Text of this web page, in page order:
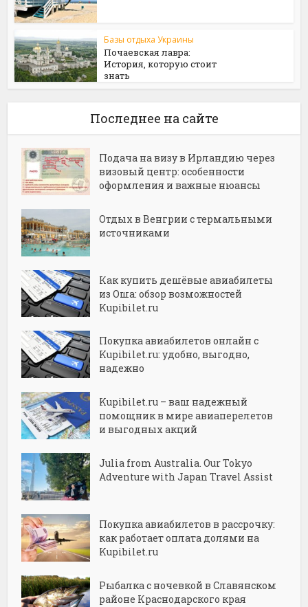
Базы отдыха Украины
Почаевская лавра:
История, которую стоит
знать
Последнее на сайте
Подача на визу в Ирландию через
визовый центр: особенности
оформления и важные нюансы
Отдых в Венгрии с термальными
источниками
Как купить дешёвые авиабилеты
из Оша: обзор возможностей
Kupibilet.ru
Покупка авиабилетов онлайн с
Kupibilet.ru: удобно, выгодно,
надежно
Kupibilet.ru – ваш надежный
помощник в мире авиаперелетов
и выгодных акций
Julia from Australia. Our Tokyo
Adventure with Japan Travel Assist
Покупка авиабилетов в рассрочку:
как работает оплата долями на
Kupibilet.ru
Рыбалка с ночевкой в Славянском
районе Краснодарского края